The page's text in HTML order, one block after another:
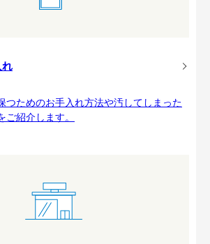
つためのお手入れ方法や汚してしまった
紹介します。